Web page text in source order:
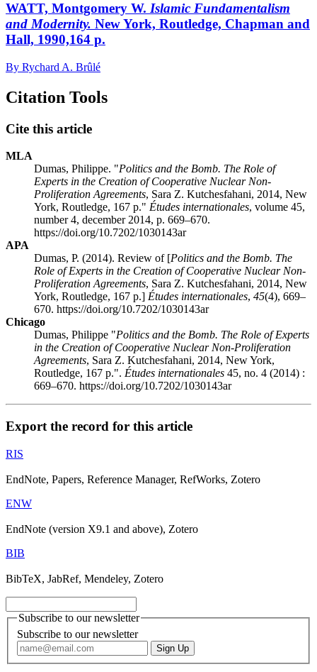
WATT, Montgomery W. Islamic Fundamentalism
and Modernity. New York, Routledge, Chapman and
Hall, 1990,164 p.
By Rychard A. Brûlé
Citation Tools
Cite this article
MLA
Dumas, Philippe. "Politics and the Bomb. The Role of
Experts in the Creation of Cooperative Nuclear Non-
Proliferation Agreements, Sara Z. Kutchesfahani, 2014, New
York, Routledge, 167 p." Études internationales, volume 45,
number 4, december 2014, p. 669–670.
https://doi.org/10.7202/1030143ar
APA
Dumas, P. (2014). Review of [Politics and the Bomb. The
Role of Experts in the Creation of Cooperative Nuclear Non-
Proliferation Agreements, Sara Z. Kutchesfahani, 2014, New
York, Routledge, 167 p.] Études internationales, 45(4), 669–
670. https://doi.org/10.7202/1030143ar
Chicago
Dumas, Philippe "Politics and the Bomb. The Role of Experts
in the Creation of Cooperative Nuclear Non-Proliferation
Agreements, Sara Z. Kutchesfahani, 2014, New York,
Routledge, 167 p.". Études internationales 45, no. 4 (2014) :
669–670. https://doi.org/10.7202/1030143ar
Export the record for this article
RIS
EndNote, Papers, Reference Manager, RefWorks, Zotero
ENW
EndNote (version X9.1 and above), Zotero
BIB
BibTeX, JabRef, Mendeley, Zotero
Subscribe to our newsletter
Subscribe to our newsletter